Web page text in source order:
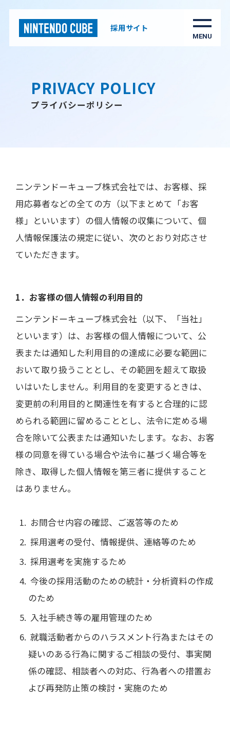
採用サイト
PRIVACY POLICY
プライバシーポリシー
ニンテンドーキューブ株式会社では、お客様、採
用応募者などの全ての方（以下まとめて「お客
様」といいます）の個人情報の収集について、個
人情報保護法の規定に従い、次のとおり対応させ
ていただきます。
1．お客様の個人情報の利用目的
ニンテンドーキューブ株式会社 （以下、「当社」
といいます）は、お客様の個人情報について、公
表または通知した利用目的の達成に必要な範囲に
おいて取り扱うこととし、その範囲を超えて取扱
いはいたしません。利用目的を変更するときは、
変更前の利用目的と関連性を有すると合理的に認
められる範囲に留めることとし、法令に定める場
合を除いて公表または通知いたします。なお、お客
様の同意を得ている場合や法令に基づく場合等を
除き、取得した個人情報を第三者に提供すること
はありません。
お問合せ内容の確認、ご返答等のため
採用選考の受付、情報提供、連絡等のため
採用選考を実施するため
今後の採用活動のための統計・分析資料の作成
のため
入社手続き等の雇用管理のため
就職活動者からのハラスメント行為またはその
疑いのある行為に関するご相談の受付、事実関
係の確認、相談者への対応、行為者への措置お
よび再発防止策の検討・実施のため